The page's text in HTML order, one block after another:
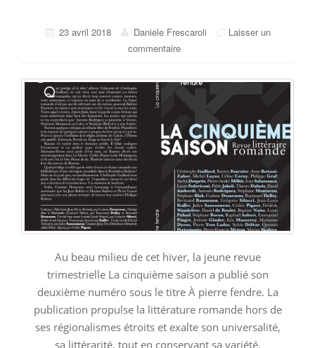
23 avril 2018 Daniele Frescaroli
Laisser un
commentaire
Au beau milieu de cet hiver, la jeune revue
trimestrielle La cinquième saison a publié son
deuxième numéro sous le titre À pierre fendre. La
publication propulse la littérature romande hors de
ses régionalismes étroits et exalte son universalité,
sa littérarité, tout en conservant sa variété.